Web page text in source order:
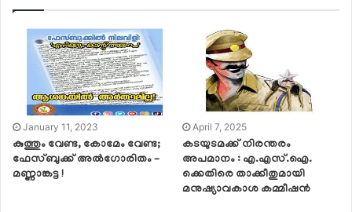
January 11, 2023
കുത്തും വേണ്ട, കോമേം വേണ്ട;
ഫേസ്ബുക്ക് അൽഗോരിതം –
മണ്ണാങ്കട്ട !
April 7, 2025
കടയുടമക്ക് നിരന്തരം
അപമാനം : എ.എസ്.ഐ.
ക്കെതിരെ താക്കീതുമായി
മനുഷ്യാവകാശ കമ്മീഷൻ